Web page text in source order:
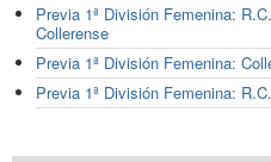
Previa 1ª División Femenina:
Collerense
Previa 1ª División Femenina:
Previa 1ª División Femenina: